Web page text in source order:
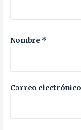
Nombre *
Correo electrónico